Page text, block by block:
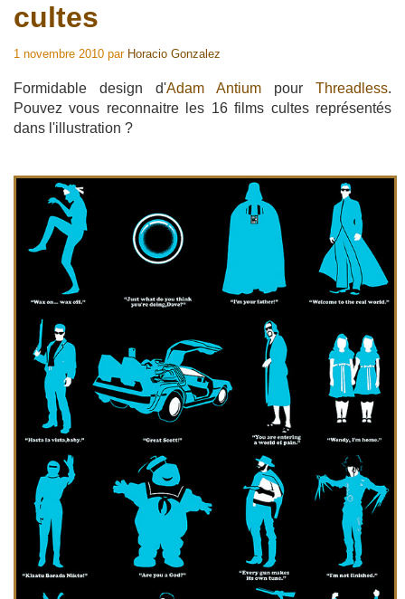
cultes
1 novembre 2010 par Horacio Gonzalez
Formidable design d'Adam Antium pour Threadless.
Pouvez vous reconnaitre les 16 films cultes représentés
dans l'illustration ?